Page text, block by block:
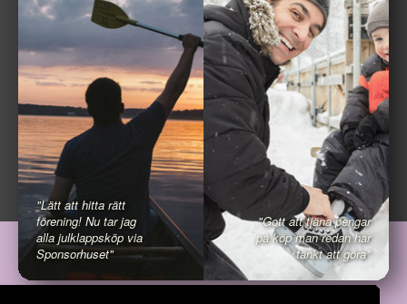
"Lätt att hitta rätt
förening! Nu tar jag
alla julklappsköp via
Sponsorhuset"
"Gott att tjäna pengar
på köp man redan har
tänkt att göra"